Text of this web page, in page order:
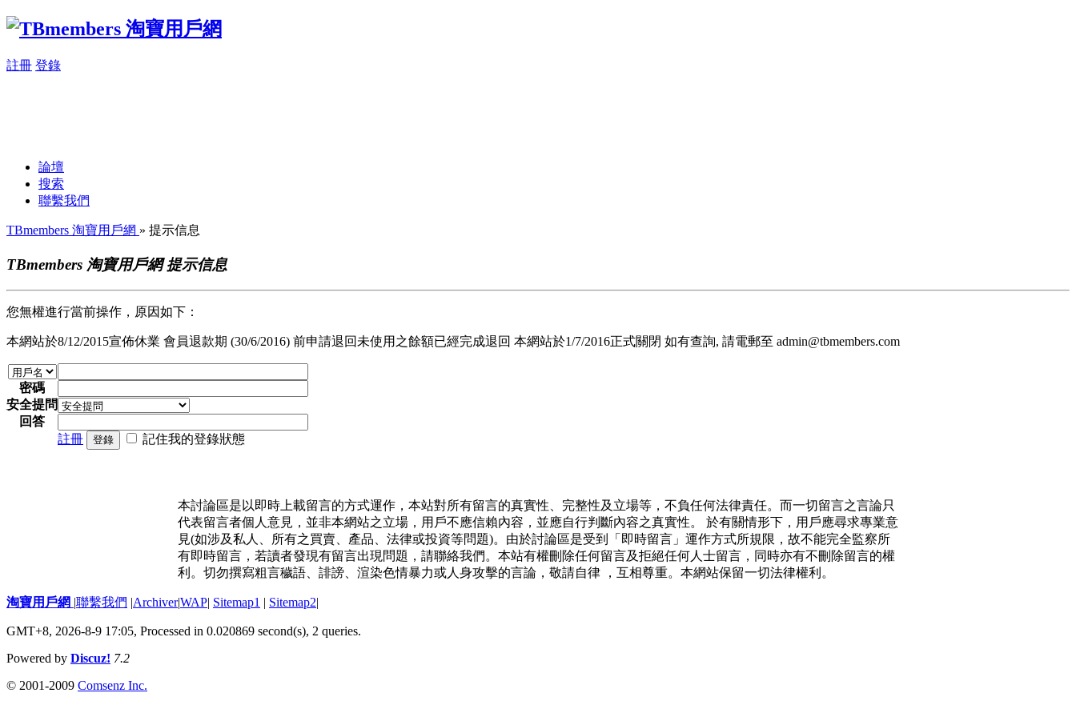
註冊 登錄
論壇
搜索
聯繫我們
TBmembers 淘寶用戶網 » 提示信息
TBmembers 淘寶用戶網 提示信息
您無權進行當前操作，原因如下：
本網站於8/12/2015宣佈休業 會員退款期 (30/6/2016) 前申請退回未使用之餘額已經完成退回 本網站於1/7/2016正式關閉 如有查詢, 請電郵至 admin@tbmembers.com
密碼
安全提問
回答
註冊
登錄 記住我的登錄狀態
本討論區是以即時上載留言的方式運作，本站對所有留言的真實性、完整性及立場等，不負任何法律責任。而一切留言之言論只
代表留言者個人意見，並非本網站之立場，用戶不應信賴內容，並應自行判斷內容之真實性。 於有關情形下，用戶應尋求專業意
見(如涉及私人、所有之買賣、產品、法律或投資等問題)。由於討論區是受到「即時留言」運作方式所規限，故不能完全監察所
有即時留言，若讀者發現有留言出現問題，請聯絡我們。本站有權刪除任何留言及拒絕任何人士留言，同時亦有不刪除留言的權
利。切勿撰寫粗言穢語、誹謗、渲染色情暴力或人身攻擊的言論，敬請自律 ，互相尊重。本網站保留一切法律權利。
淘寶用戶網 |聯繫我們 |Archiver|WAP| Sitemap1 | Sitemap2|
GMT+8, 2026-8-9 17:05, Processed in 0.020869 second(s), 2 queries.
Powered by Discuz! 7.2
© 2001-2009 Comsenz Inc.